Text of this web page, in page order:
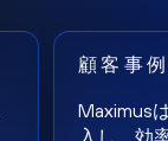
顧客事
Maximus
入し、効